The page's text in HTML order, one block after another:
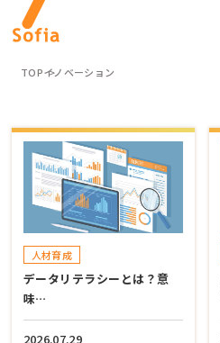
する
TOPイノベーション
人材育成
データリテラシーとは？意
味…
2026.07.29